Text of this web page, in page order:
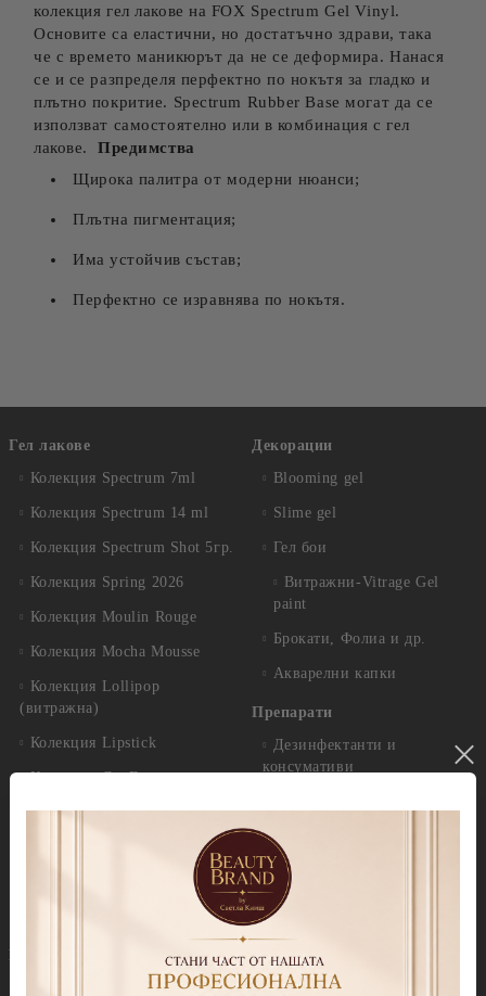
колекция гел лакове на FOX Spectrum Gel Vinyl.
Основите са еластични, но достатъчно здрави, така
че с времето маникюрът да не се деформира. Нанася
се и се разпределя перфектно по нокътя за гладко и
плътно покритие. Spectrum Rubber Base могат да се
използват самостоятелно или в комбинация с гел
лакове.
Предимства
Щирока палитра от модерни нюанси;
Плътна пигментация;
Има устойчив състав;
Перфектно се изравнява по нокътя.
Гел лакове
Колекция Spectrum 7ml
Колекция Spectrum 14 ml
Колекция Spectrum Shot 5гр.
Колекция Spring 2026
Колекция Moulin Rouge
Колекция Mocha Mousse
Колекция Lollipop
(витражна)
Колекция Lipstick
Колекция Cat Eye
Колекция Cat Eye Galaxy
Бази
Прозрачни Бази за гел лак
Декорации
Blooming gel
Slime gel
Гел бои
Витражни-Vitrage Gel
paint
Брокати, Фолиа и др.
Акварелни капки
Препарати
Дезинфектанти и
консумативи
За сваляне на гел лак/
лепкав слой
Праймери
Грижа за нокти и кожа